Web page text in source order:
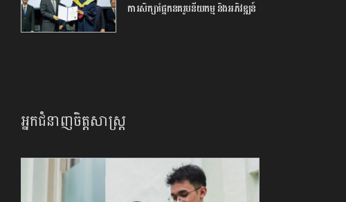
ការ​សិក្សា​ផ្នែក​នគរូបនីយកម្ម ​និង​អភិវឌ្ឍន៍​
អ្នកជំនាញចិត្តសាស្រ្ត